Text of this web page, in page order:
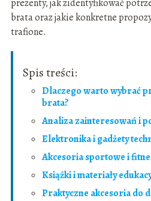
prezenty, jak zidentyfikować
brata oraz jakie konkretne
trafione.
Spis treści:
Dlaczego warto wybrać
brata?
Analiza zainteresowań i
Elektronika i gadżety
Akcesoria sportowe i
Książki i materiały
Praktyczne akcesoria do